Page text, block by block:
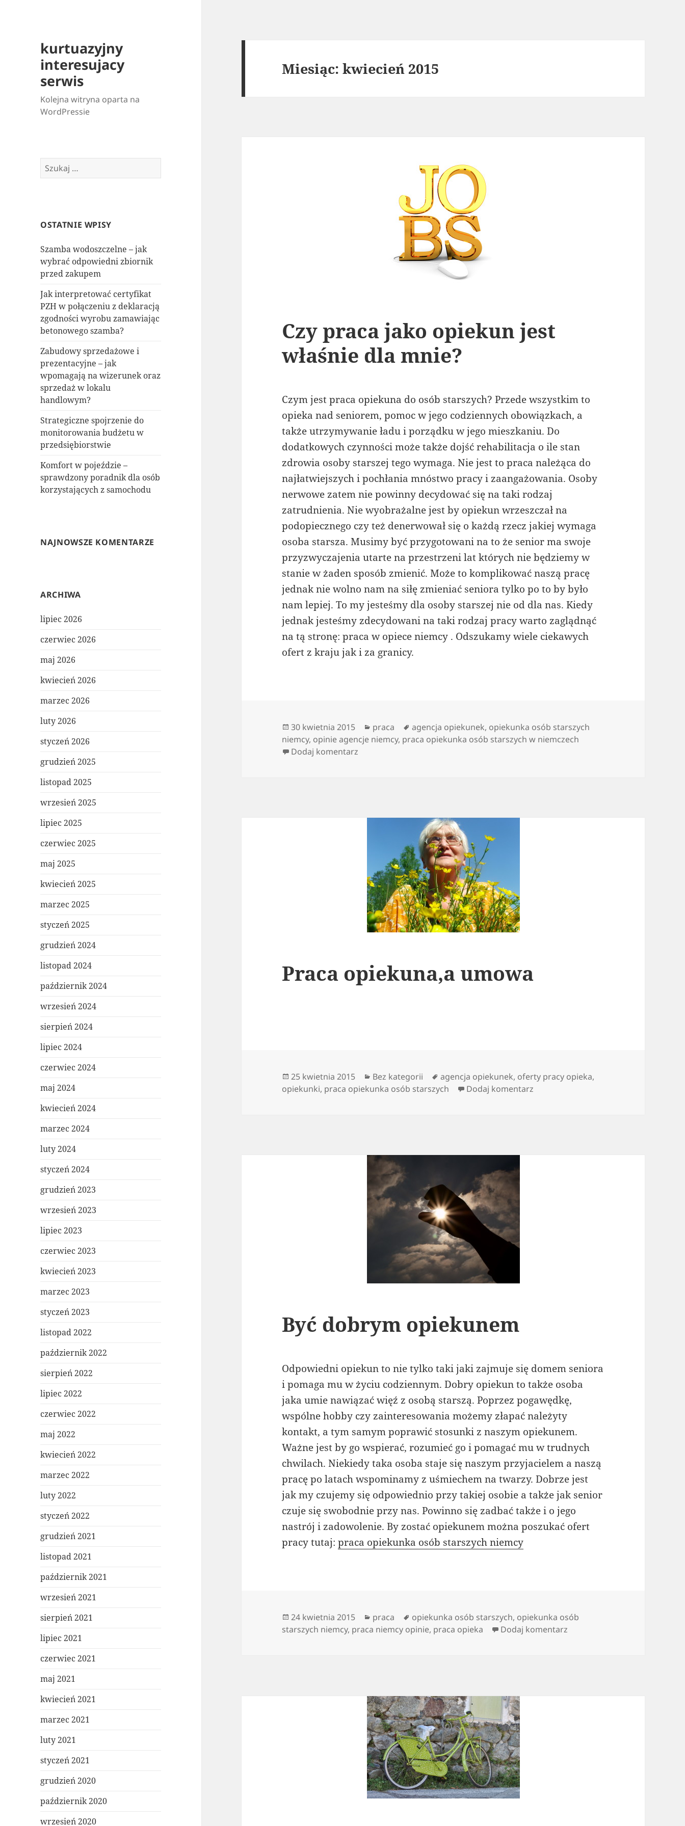
kurtuazyjny
interesujacy
serwis
Kolejna witryna oparta na
WordPressie
Szukaj:
OSTATNIE WPISY
Szamba wodoszczelne – jak
wybrać odpowiedni zbiornik
przed zakupem
Jak interpretować certyfikat
PZH w połączeniu z deklaracją
zgodności wyrobu zamawiając
betonowego szamba?
Zabudowy sprzedażowe i
prezentacyjne – jak
wpomagają na wizerunek oraz
sprzedaż w lokalu
handlowym?
Strategiczne spojrzenie do
monitorowania budżetu w
przedsiębiorstwie
Komfort w pojeździe –
sprawdzony poradnik dla osób
korzystających z samochodu
NAJNOWSZE KOMENTARZE
ARCHIWA
lipiec 2026
czerwiec 2026
maj 2026
kwiecień 2026
marzec 2026
luty 2026
styczeń 2026
grudzień 2025
listopad 2025
wrzesień 2025
lipiec 2025
czerwiec 2025
maj 2025
kwiecień 2025
marzec 2025
styczeń 2025
grudzień 2024
listopad 2024
październik 2024
wrzesień 2024
sierpień 2024
lipiec 2024
czerwiec 2024
maj 2024
kwiecień 2024
marzec 2024
luty 2024
styczeń 2024
grudzień 2023
wrzesień 2023
lipiec 2023
czerwiec 2023
kwiecień 2023
marzec 2023
styczeń 2023
listopad 2022
październik 2022
sierpień 2022
lipiec 2022
czerwiec 2022
maj 2022
kwiecień 2022
marzec 2022
luty 2022
styczeń 2022
grudzień 2021
listopad 2021
październik 2021
wrzesień 2021
sierpień 2021
lipiec 2021
czerwiec 2021
maj 2021
kwiecień 2021
marzec 2021
luty 2021
styczeń 2021
grudzień 2020
październik 2020
wrzesień 2020
Miesiąc:kwiecień 2015
Czy praca jako opiekun jest
właśnie dla mnie?
Czym jest praca opiekuna do osób starszych? Przede wszystkim to
opieka nad seniorem, pomoc w jego codziennych obowiązkach, a
także utrzymywanie ładu i porządku w jego mieszkaniu. Do
dodatkowych czynności może także dojść rehabilitacja o ile stan
zdrowia osoby starszej tego wymaga. Nie jest to praca należąca do
najłatwiejszych i pochłania mnóstwo pracy i zaangażowania. Osoby
nerwowe zatem nie powinny decydować się na taki rodzaj
zatrudnienia. Nie wyobrażalne jest by opiekun wrzeszczał na
podopiecznego czy też denerwował się o każdą rzecz jakiej wymaga
osoba starsza. Musimy być przygotowani na to że senior ma swoje
przyzwyczajenia utarte na przestrzeni lat których nie będziemy w
stanie w żaden sposób zmienić. Może to komplikować naszą pracę
jednak nie wolno nam na siłę zmieniać seniora tylko po to by było
nam lepiej. To my jesteśmy dla osoby starszej nie od dla nas. Kiedy
jednak jesteśmy zdecydowani na taki rodzaj pracy warto zaglądnąć
na tą stronę: praca w opiece niemcy . Odszukamy wiele ciekawych
ofert z kraju jak i za granicy.
Data
publikacji
30 kwietnia 2015 Kategorie
praca Tagi
agencja opiekunek, opiekunka osób starszych
niemcy, opinie agencje niemcy, praca opiekunka osób starszych w niemczech
Dodaj komentarz
Praca opiekuna,a umowa
Data
publikacji
25 kwietnia 2015 Kategorie
Bez kategorii Tagi
agencja opiekunek, oferty pracy opieka,
opiekunki, praca opiekunka osób starszych Dodaj komentarz
Być dobrym opiekunem
Odpowiedni opiekun to nie tylko taki jaki zajmuje się domem seniora
i pomaga mu w życiu codziennym. Dobry opiekun to także osoba
jaka umie nawiązać więź z osobą starszą. Poprzez pogawędkę,
wspólne hobby czy zainteresowania możemy złapać należyty
kontakt, a tym samym poprawić stosunki z naszym opiekunem.
Ważne jest by go wspierać, rozumieć go i pomagać mu w trudnych
chwilach. Niekiedy taka osoba staje się naszym przyjacielem a naszą
pracę po latach wspominamy z uśmiechem na twarzy. Dobrze jest
jak my czujemy się odpowiednio przy takiej osobie a także jak senior
czuje się swobodnie przy nas. Powinno się zadbać także i o jego
nastrój i zadowolenie. By zostać opiekunem można poszukać ofert
pracy tutaj:praca opiekunka osób starszych niemcy
Data
publikacji
24 kwietnia 2015 Kategorie
praca Tagi
opiekunka osób starszych, opiekunka osób
starszych niemcy, praca niemcy opinie, praca opieka Dodaj komentarz